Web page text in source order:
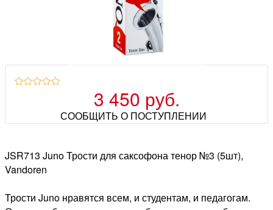
3 450 руб.
СООБЩИТЬ О ПОСТУПЛЕНИИ
JSR713 Juno Трости для саксофона тенор №3 (5шт),
Vandoren
Трости Juno нравятся всем, и студентам, и педагогам.